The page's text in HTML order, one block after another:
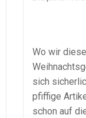
Wo wir
sich
pfiffige
schon auf